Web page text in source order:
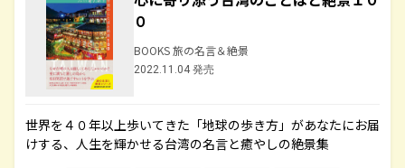
０
BOOKS 旅の名言＆絶景
2022.11.04 発売
世界を４０年以上歩いてきた「地球の歩き方」があなたにお届
けする、人生を輝かせる台湾の名言と癒やしの絶景集